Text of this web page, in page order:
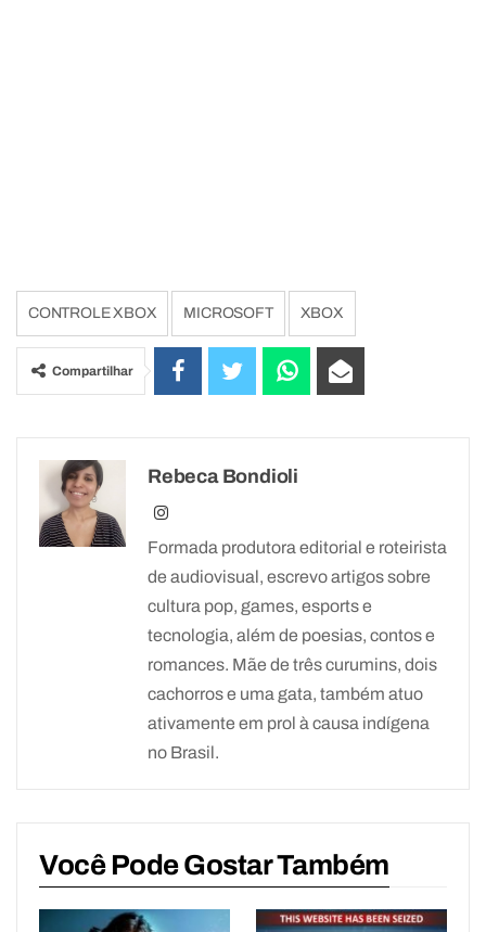
CONTROLE XBOX MICROSOFT XBOX
Compartilhar
Rebeca Bondioli
Formada produtora editorial e roteirista
de audiovisual, escrevo artigos sobre
cultura pop, games, esports e
tecnologia, além de poesias, contos e
romances. Mãe de três curumins, dois
cachorros e uma gata, também atuo
ativamente em prol à causa indígena
no Brasil.
Você Pode Gostar Também